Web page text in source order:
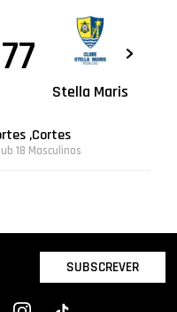
77
Stella Maris
,Cortes
18 Masculinos
SUBSCREVER